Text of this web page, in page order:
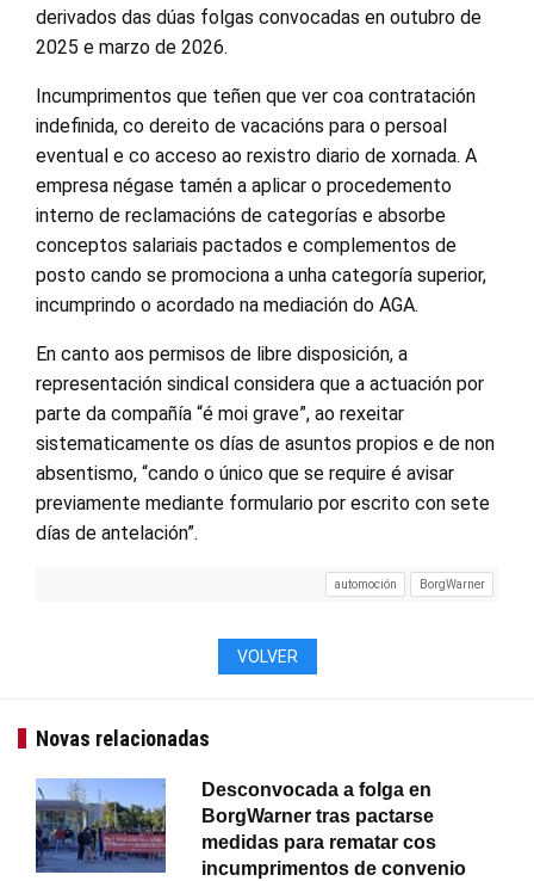
derivados das dúas folgas convocadas en outubro de
2025 e marzo de 2026.
Incumprimentos que teñen que ver coa contratación
indefinida, co dereito de vacacións para o persoal
eventual e co acceso ao rexistro diario de xornada. A
empresa négase tamén a aplicar o procedemento
interno de reclamacións de categorías e absorbe
conceptos salariais pactados e complementos de
posto cando se promociona a unha categoría superior,
incumprindo o acordado na mediación do AGA.
En canto aos permisos de libre disposición, a
representación sindical considera que a actuación por
parte da compañía “é moi grave”, ao rexeitar
sistematicamente os días de asuntos propios e de non
absentismo, “cando o único que se require é avisar
previamente mediante formulario por escrito con sete
días de antelación”.
automoción BorgWarner
VOLVER
Novas relacionadas
Desconvocada a folga en
BorgWarner tras pactarse
medidas para rematar cos
incumprimentos de convenio